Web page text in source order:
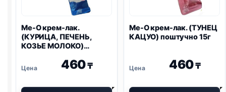
Me-O крем-лак.
(КУРИЦА, ПЕЧЕНЬ,
КОЗЬЕ МОЛОКО)
460₸
Me-O крем-лак. (ТУНЕЦ
КАЦУО) поштучно 15г
460₸